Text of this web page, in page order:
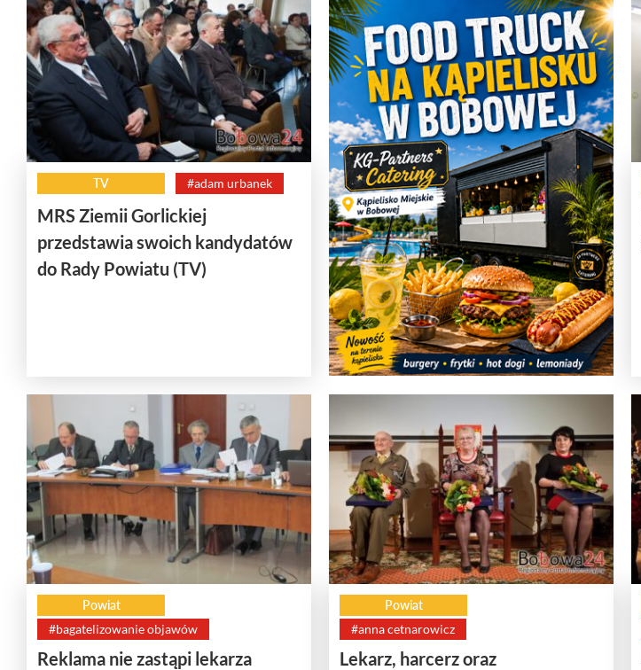
TV #adam urbanek
MRS Ziemii Gorlickiej
przedstawia swoich kandydatów
do Rady Powiatu (TV)
Powiat
#bagatelizowanie objawów
Reklama nie zastąpi lekarza
Powiat
#anna cetnarowicz
Lekarz, harcerz oraz